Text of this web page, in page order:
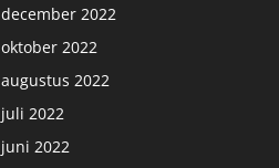
december 2022
oktober 2022
augustus 2022
juli 2022
juni 2022